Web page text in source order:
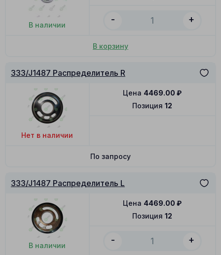
В наличии
- +
В корзину
333/J1487 Распределитель R
Нет в наличии
Позиция 12
Цена 4469.00 ₽
По запросу
333/J1487 Распределитель L
В наличии
Позиция 12
Цена 4469.00 ₽
- +